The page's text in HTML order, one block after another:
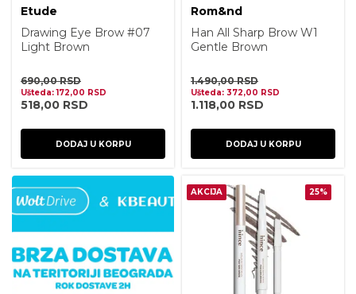
Etude
Drawing Eye Brow #07
Light Brown
690,00RSD
Ušteda:172,00 RSD
518,00 RSD
DODAJ U KORPU
Rom&nd
Han All Sharp Brow W1
Gentle Brown
1.490,00RSD
Ušteda: 372,00 RSD
1.118,00 RSD
DODAJ U KORPU
AKCIJA 25%